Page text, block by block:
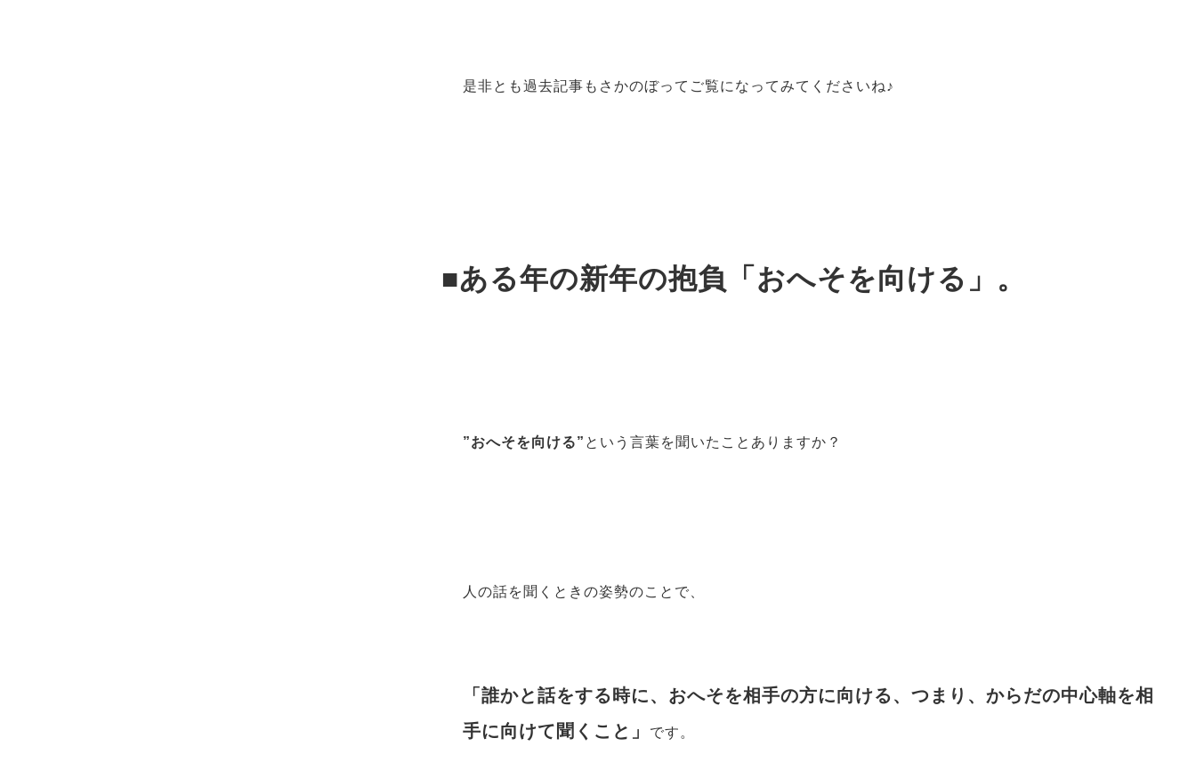
是非とも過去記事もさかのぼってご覧になってみてくださいね♪
■ある年の新年の抱負「おへそを向ける」。
”おへそを向ける” という言葉を聞いたことありますか？
人の話を聞くときの姿勢のことで、
「誰かと話をする時に、おへそを相手の方に向ける、つまり、からだの中心軸を相
手に向けて聞くこと」
です。